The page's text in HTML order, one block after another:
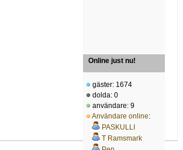
Online just nu!
gäster: 1674
dolda: 0
användare: 9
Användare online:
PASKULLI
T Ramsmark